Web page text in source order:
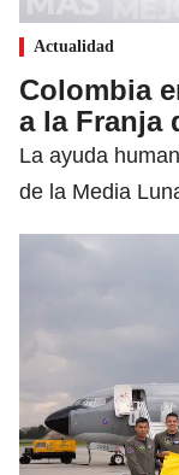
Actualidad
Colombia
a la Franja
La ayuda
de la Media